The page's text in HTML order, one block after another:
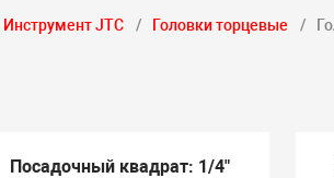
Инструмент JTC Головки торцевые
Посадочный квадрат: 1/4"